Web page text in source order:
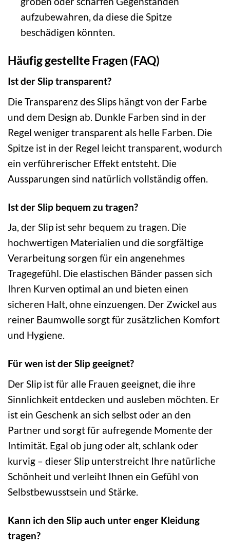
aufzubewahren, da diese die Spitze
beschädigen könnten.
Häufig gestellte Fragen (FAQ)
Ist der Slip transparent?
Die Transparenz des Slips hängt von der Farbe
und dem Design ab. Dunkle Farben sind in der
Regel weniger transparent als helle Farben. Die
Spitze ist in der Regel leicht transparent, wodurch
ein verführerischer Effekt entsteht. Die
Aussparungen sind natürlich vollständig offen.
Ist der Slip bequem zu tragen?
Ja, der Slip ist sehr bequem zu tragen. Die
hochwertigen Materialien und die sorgfältige
Verarbeitung sorgen für ein angenehmes
Tragegefühl. Die elastischen Bänder passen sich
Ihren Kurven optimal an und bieten einen
sicheren Halt, ohne einzuengen. Der Zwickel aus
reiner Baumwolle sorgt für zusätzlichen Komfort
und Hygiene.
Für wen ist der Slip geeignet?
Der Slip ist für alle Frauen geeignet, die ihre
Sinnlichkeit entdecken und ausleben möchten. Er
ist ein Geschenk an sich selbst oder an den
Partner und sorgt für aufregende Momente der
Intimität. Egal ob jung oder alt, schlank oder
kurvig – dieser Slip unterstreicht Ihre natürliche
Schönheit und verleiht Ihnen ein Gefühl von
Selbstbewusstsein und Stärke.
Kann ich den Slip auch unter enger Kleidung
tragen?